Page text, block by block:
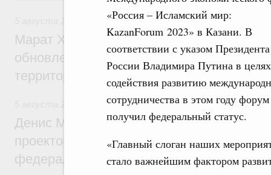
«Россия – Исламский мир:
KazanForum 2023» в Казани. В
соответствии с указом Президента
России Владимира Путина в целях
содействия развитию
сотрудничества в этом году форум
получил федеральный статус.
«Главный слоган наших
стало важнейшим фактором
Жилищно-коммунальное хозяйство
Марат Хуснуллин: Более 4,3 тыс.
обновлено в России при участии Фонда
территорий
Инструменты развития территорий.
Денис Мантуров провёл совещание по
проектов института кураторства в
федеральном округе